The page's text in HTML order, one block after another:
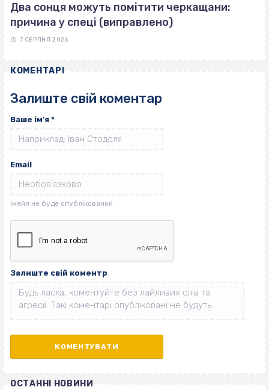
Два сонця можуть помітити черкащани:
причина у спеці (виправлено)
7 СЕРПНЯ 2026
КОМЕНТАРІ
Залиште свій коментар
Ваше ім'я *
Email
Залиште свій коментр
ОСТАННІ НОВИНИ